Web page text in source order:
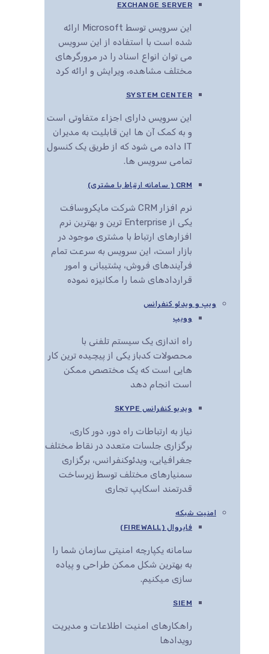
EXCHANGE SERVER
این سرویس توسط Microsoft ارائه
شده است با استفاده از این سرویس
می توان انواع اسناد را در مرورگرهای
مختلف مشاهده، ویرایش و ارائه کرد
SYSTEM CENTER
این سرویس دارای اجزاء متفاوتی است
و به کمک آن ها این قابلیت به مدیران
IT داده می شود که از طریق یک کنسول
تمامی سرویس ها.
CRM ( سامانه ارتباط با مشتری)
نرم افزار CRM شرکت مایکروسافت
یکی از Enterprise ترین و بهترین نرم
افزارهای ارتباط با مشتری موجود در
بازار است، این سرویس به سرعت تمام
فرآیندهای فروش، پشتیبانی و امور
قراردادهای شما را مکانیزه نموده
ویپ و ویدئو کنفرانس
وویپ
راه اندازی یک سیستم تلفنی با
محصولات کدباز یکی از پیچیده ترین کار
هایی است که یک مختصص ممکن
است انجام دهد
ویدیو کنفرانس SKYPE
نیاز به ارتباطات راه دور، دور کاری،
برگزاری جلسات متعدد در نقاط مختلف
جغرافیایی، ویدئوکنفرانس، برگزاری
سمنیارهای مختلف توسط زیرساخت
قدرتمند اسکایپ تجاری
امنیت شبکه
فایروال (FIREWALL)
سامانه یکپارچه امنیتی سازمان شما را
به بهترین شکل ممکن طراحی و پیاده
سازی میکنیم.
SIEM
راهکارهای امنیت اطلاعات و مدیریت
رویدادها